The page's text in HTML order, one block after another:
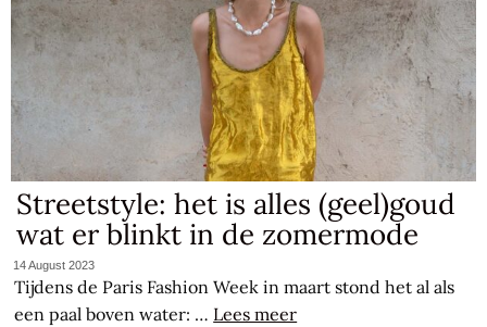
Streetstyle: het is alles (geel)goud
wat er blinkt in de zomermode
14 August 2023
Tijdens de Paris Fashion Week in maart stond het al als
een paal boven water: … Lees meer